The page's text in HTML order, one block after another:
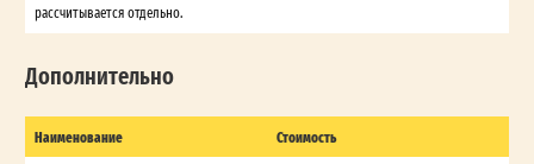
рассчитывается отдельно.
Дополнительно
Наименование Стоимость